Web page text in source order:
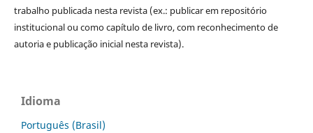
trabalho publicada nesta revista (ex.: publicar em repositório
institucional ou como capítulo de livro, com reconhecimento de
autoria e publicação inicial nesta revista).
Idioma
Português (Brasil)